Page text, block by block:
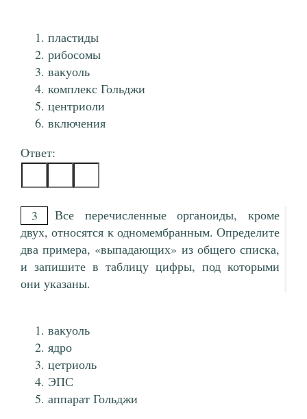
пластиды
рибосомы
вакуоль
комплекс Гольджи
центриоли
включения
Ответ:
3
Все перечисленные органоиды, кроме
двух, относятся к одномембранным. Определите
два примера, «выпадающих» из общего списка,
и запишите в таблицу цифры, под которыми
они указаны.
вакуоль
ядро
цетриоль
ЭПС
аппарат Гольджи